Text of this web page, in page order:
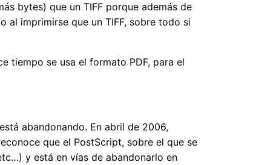
bytes) que un TIFF porque además de
al imprimirse que un TIFF, sobre todo si
tiempo se usa el formato PDF, para el
abandonando. En abril de 2006,
que el PostScript, sobre el que se
y está en vías de abandonarlo en